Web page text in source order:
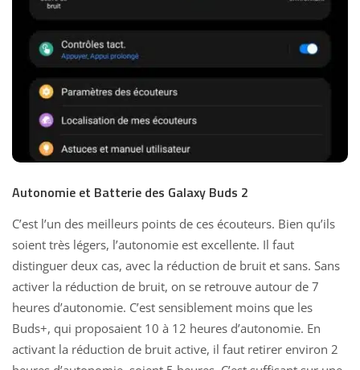
Autonomie et Batterie des Galaxy Buds 2
C’est l’un des meilleurs points de ces écouteurs. Bien qu’ils
soient très légers, l’autonomie est excellente. Il faut
distinguer deux cas, avec la réduction de bruit et sans. Sans
activer la réduction de bruit, on se retrouve autour de 7
heures d’autonomie. C’est sensiblement moins que les
Buds+, qui proposaient 10 à 12 heures d’autonomie. En
activant la réduction de bruit active, il faut retirer environ 2